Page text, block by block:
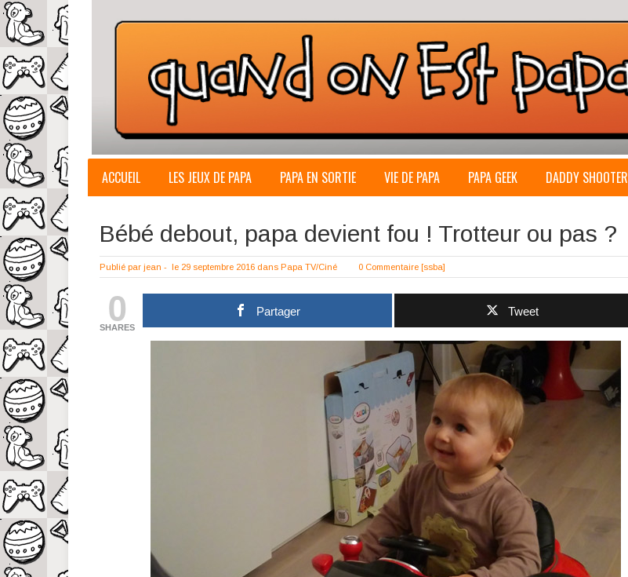
ACCUEIL LES JEUX DE PAPA PAPA EN SORTIE VIE DE PAPA PAPA GEEK DADDY SHOOTER
Bébé debout, papa devient fou ! Trotteur ou pas ?
Publié par jean - le 29 septembre 2016 dans Papa TV/Ciné 0 Commentaire [ssba]
0
SHARES
Partager Tweet